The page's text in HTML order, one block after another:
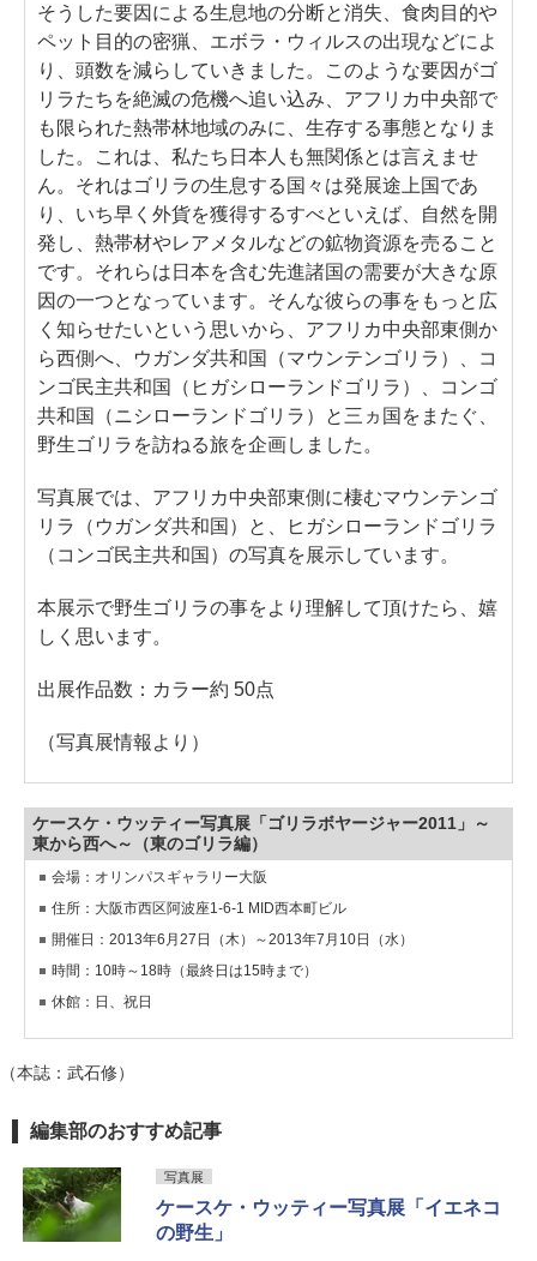
そうした要因による生息地の分断と消失、食肉目的や
ペット目的の密猟、エボラ・ウィルスの出現などによ
り、頭数を減らしていきました。このような要因がゴ
リラたちを絶滅の危機へ追い込み、アフリカ中央部で
も限られた熱帯林地域のみに、生存する事態となりま
した。これは、私たち日本人も無関係とは言えませ
ん。それはゴリラの生息する国々は発展途上国であ
り、いち早く外貨を獲得するすべといえば、自然を開
発し、熱帯材やレアメタルなどの鉱物資源を売ること
です。それらは日本を含む先進諸国の需要が大きな原
因の一つとなっています。そんな彼らの事をもっと広
く知らせたいという思いから、アフリカ中央部東側か
ら西側へ、ウガンダ共和国（マウンテンゴリラ）、コ
ンゴ民主共和国（ヒガシローランドゴリラ）、コンゴ
共和国（ニシローランドゴリラ）と三ヵ国をまたぐ、
野生ゴリラを訪ねる旅を企画しました。
写真展では、アフリカ中央部東側に棲むマウンテンゴ
リラ（ウガンダ共和国）と、ヒガシローランドゴリラ
（コンゴ民主共和国）の写真を展示しています。
本展示で野生ゴリラの事をより理解して頂けたら、嬉
しく思います。
出展作品数：カラー約 50点
（写真展情報より）
ケースケ・ウッティー写真展「ゴリラボヤージャー2011」～
東から西へ～（東のゴリラ編）
会場：オリンパスギャラリー大阪
住所：大阪市西区阿波座1-6-1 MID西本町ビル
開催日：2013年6月27日（木）～2013年7月10日（水）
時間：10時～18時（最終日は15時まで）
休館：日、祝日
（本誌：武石修）
編集部のおすすめ記事
写真展
ケースケ・ウッティー写真展「イエネコ
の野生」